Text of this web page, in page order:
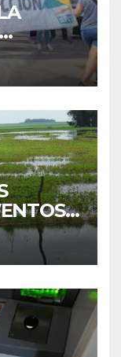
DE
SER UN